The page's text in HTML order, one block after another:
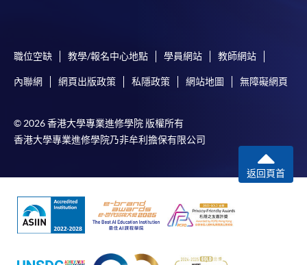
職位空缺 教學/報名中心地點 學員網站 教師網站
內聯網 網頁出版政策 私隱政策 網站地圖 無障礙網頁
© 2026 香港大學專業進修學院 版權所有
香港大學專業進修學院乃非牟利擔保有限公司
返回頁首